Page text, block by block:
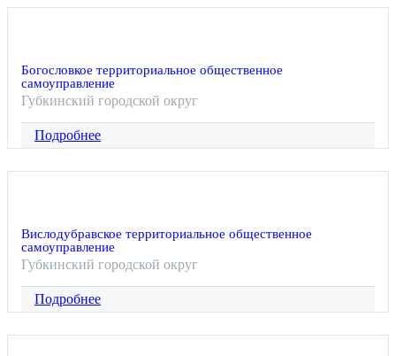
Богословкое территориальное общественное
самоуправление
Губкинский городской округ
Подробнее
Вислодубравское территориальное общественное
самоуправление
Губкинский городской округ
Подробнее